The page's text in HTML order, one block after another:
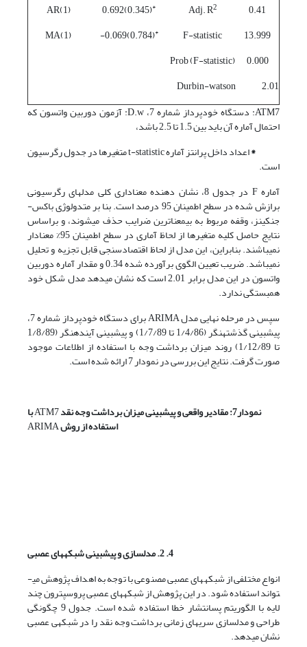
0.41
Adj. R2
*
(0.345)0.692
AR(1)
13.999
F-statistic
*
(0.784)0.069-
MA(1)
0.000
Prob (F-statistic)
2.01
Durbin-watson
ATM7: دستگاه خودپرداز شماره 7، D.w: آزمون دوربین واتسون که
احتمال آماره آن باید بین 1.5 تا 2.5 باشد،
*
اعداد داخل پرانتز آماره t-statistic متغیرها در جدول رگرسیون
است.
آماره F در جدول 8، نشان دهنده معناداری کلی مدل­های رگرسیونی
برازش شده در سطح اطمینان 95 درصد است. بنا بر متدولوژی باکس-
جنکینز، وقفه مربوط به بی­معناترین ضرایب حذف می­شوند، و براساس
نتایج حاصل کلیه متغیرها از لحاظ آماری در سطح اطمینان 95% معنادار
نمی­باشند. بنابراین، این مدل از لحاظ اقتصادسنجی قابل تجزیه و تحلیل
نمی­باشد. ضریب تعیین الگوی برآورده شده 0.34 و مقدار آماره دوربین
واتسون در این مدل برابر 2.01 است که نشان می­دهد مدل شکل خود
همبستگی ندارد.
سپس در مرحله نهایی مدل ARIMA برای دستگاه خودپرداز شماره 7،
پیش­بینی گذشته­نگر (1/4/86 تا 1/7/89) و پیش­بینی آینده­نگر (1/8/89
تا 1/12/89) روند میزان برداشت وجه با استفاده از اطلاعات موجود
صورت گرفت. نتایج این بررسی در نمودار 7 ارائه شده است.
نمودار7: مقادیر واقعی و پیش­بینی میزان برداشت وجه نقد ATM7با
استفاده از روشARIMA
4. 2. مدل­سازی و پیش­بینی شبکه­های عصبی
انواع مختلفی از شبکه­های عصبی مصنوعی با توجه به اهداف پژوهش می­
تواند استفاده شود. در این پژوهش از شبکه­های عصبی پروسپترون چند
لایه با الگوریتم پس­انتشار خطا استفاده شده است. جدول 9 چگونگی
طراحی و مدل­سازی سری­های زمانی برداشت وجه نقد را در شبکه­ی عصبی
نشان می­دهد.